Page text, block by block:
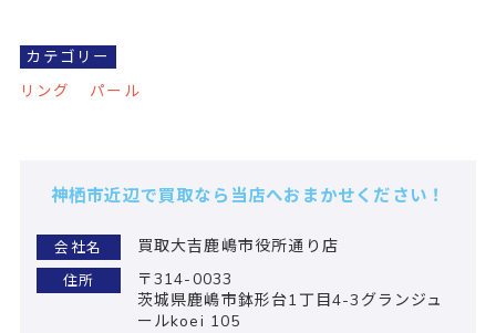
カテゴリー
リング
パール
神栖市近辺で買取なら当店へおまかせください！
会社名 買取大吉鹿嶋市役所通り店
住所
〒314-0033
茨城県鹿嶋市鉢形台1丁目4-3グランジュ
ールkoei 105